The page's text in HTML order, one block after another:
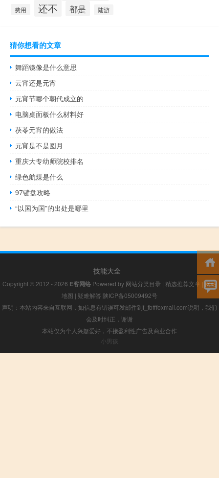
费用 还不 都是 陆游
猜你想看的文章
舞蹈镜像是什么意思
云宵还是元宵
元宵节哪个朝代成立的
电脑桌面板什么材料好
茯苓元宵的做法
元宵是不是圆月
重庆大专幼师院校排名
绿色航煤是什么
97键盘攻略
“以国为国”的出处是哪里
技能大全
Copyright © 2012 - 2026 E客网络 Powered by 网站分类目录 | 精选推荐文章 |网站
地图 | 疑难解答 陕ICP备05009492号
声明：本站内容来自互联网，如信息有错误可发邮件到f_fb#foxmail.com说明，我们
会及时纠正，谢谢
本站仅为个人兴趣爱好，不接盈利性广告及商业合作
小男孩